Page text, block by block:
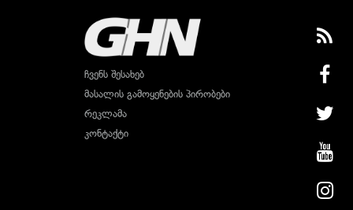
ჩვენს შესახებ
მასალის გამოყენების პირობები
რეკლამა
კონტაქტი